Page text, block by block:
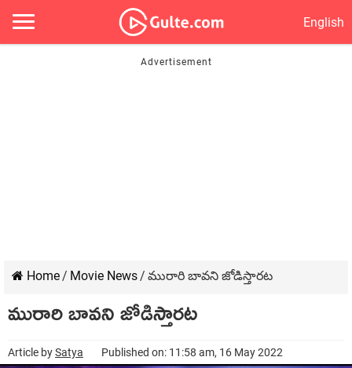
English
Home/ Movie News/ మురారి బావని జోడిస్తారట
మురారి బావని జోడిస్తారట
Article bySatya Published on: 11:58 am, 16 May 2022